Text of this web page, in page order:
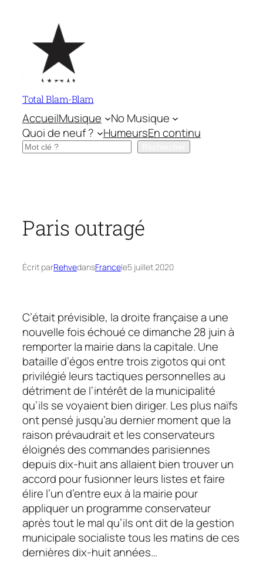
contenu
Total Blam-Blam
AccueilMusique
No Musique
Quoi de neuf ?
HumeursEn continu
Rechercher
Paris outragé
Écrit parRehvedansFrancele5 juillet 2020
C’était prévisible, la droite française a une
nouvelle fois échoué ce dimanche 28 juin à
remporter la mairie dans la capitale. Une
bataille d’égos entre trois zigotos qui ont
privilégié leurs tactiques personnelles au
détriment de l’intérêt de la municipalité
qu’ils se voyaient bien diriger. Les plus naïfs
ont pensé jusqu’au dernier moment que la
raison prévaudrait et les conservateurs
éloignés des commandes parisiennes
depuis dix-huit ans allaient bien trouver un
accord pour fusionner leurs listes et faire
élire l’un d’entre eux à la mairie pour
appliquer un programme conservateur
après tout le mal qu’ils ont dit de la gestion
municipale socialiste tous les matins de ces
dernières dix-huit années…